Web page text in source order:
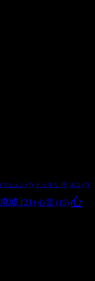
マヒュン (7) ドッキリ (8) ネコ (7)
廃墟 (21) 心霊 (15) 心